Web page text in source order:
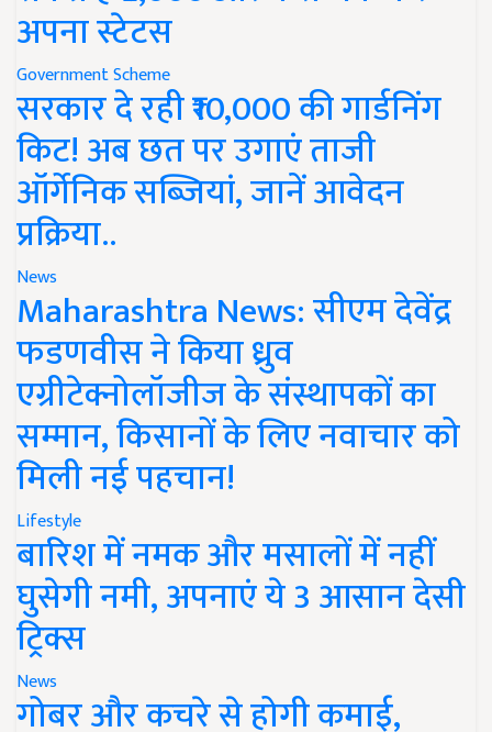
अपना स्टेटस
Government Scheme
सरकार दे रही ₹10,000 की गार्डनिंग
किट! अब छत पर उगाएं ताजी
ऑर्गेनिक सब्जियां, जानें आवेदन
प्रक्रिया..
News
Maharashtra News: सीएम देवेंद्र
फडणवीस ने किया ध्रुव
एग्रीटेक्नोलॉजीज के संस्थापकों का
सम्मान, किसानों के लिए नवाचार को
मिली नई पहचान!
Lifestyle
बारिश में नमक और मसालों में नहीं
घुसेगी नमी, अपनाएं ये 3 आसान देसी
ट्रिक्स
News
गोबर और कचरे से होगी कमाई,